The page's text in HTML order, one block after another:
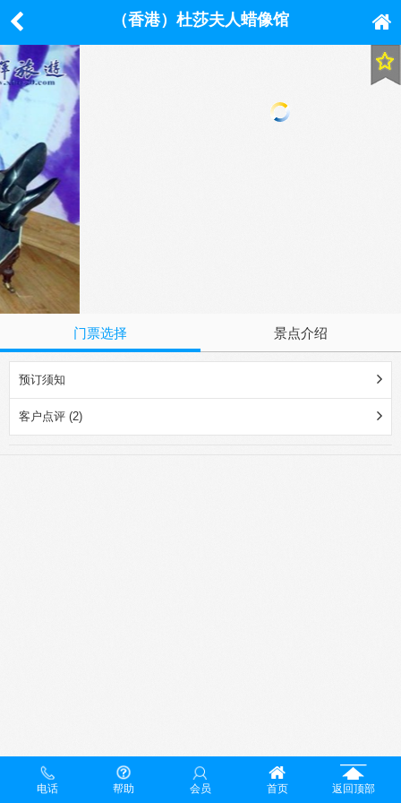
（香港）杜莎夫人蜡像馆
门票选择 景点介绍
预订须知
客户点评 (2)
电话 帮助 会员 首页 返回顶部